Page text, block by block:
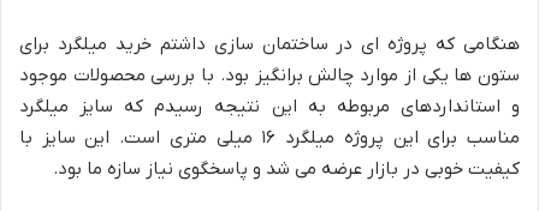
هنگامی که پروژه ای در ساختمان سازی داشتم خرید میلگرد برای
ستون ها یکی از موارد چالش برانگیز بود. با بررسی محصولات موجود
و استانداردهای مربوطه به این نتیجه رسیدم که سایز میلگرد
مناسب برای این پروژه میلگرد ۱۶ میلی متری است. این سایز با
کیفیت خوبی در بازار عرضه می شد و پاسخگوی نیاز سازه ما بود.